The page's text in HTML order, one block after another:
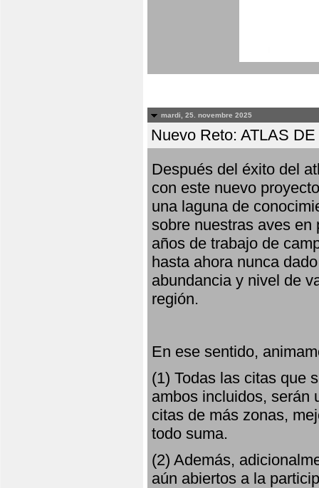
mardi, 25. novembre 2025
Nuevo Reto: ATLAS
Después del éxito del
con este nuevo
una laguna de
sobre nuestras aves en
años de trabajo de
hasta ahora nunca
abundancia y nivel de
región.
En ese sentido,
(1) Todas las citas que
ambos incluidos, serán
citas de más zonas,
todo suma.
(2) Además,
aún abiertos a la